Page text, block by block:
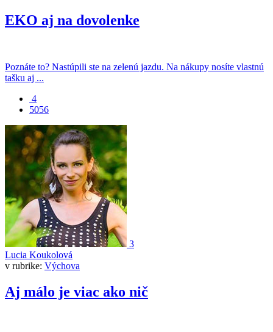
EKO aj na dovolenke
Poznáte to? Nastúpili ste na zelenú jazdu. Na nákupy nosíte vlastnú
tašku aj ...
4
5056
3
Lucia Koukolová
v rubrike: Výchova
Aj málo je viac ako nič